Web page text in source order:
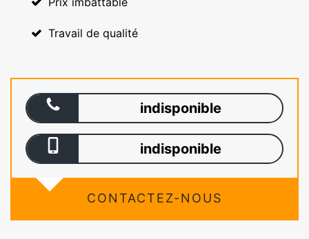
Travail de qualité
indisponible
indisponible
CONTACTEZ-NOUS